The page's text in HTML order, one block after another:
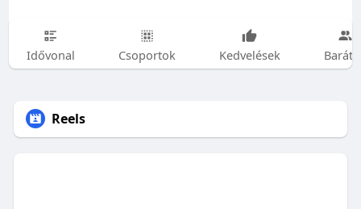
Idővonal Csoportok Kedvelések
Reels